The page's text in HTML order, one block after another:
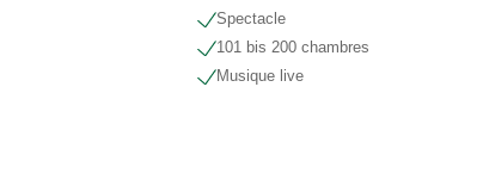
Spectacle
101 bis 200 chambres
Musique live